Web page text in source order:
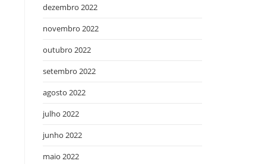
dezembro 2022
novembro 2022
outubro 2022
setembro 2022
agosto 2022
julho 2022
junho 2022
maio 2022